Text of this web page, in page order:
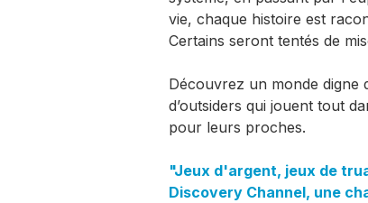
vie, chaque histoire est
Certains seront tentés de
Découvrez un monde digne
d’outsiders qui jouent tout
pour leurs proches.
"Jeux d'argent, jeux de
Discovery Channel, une